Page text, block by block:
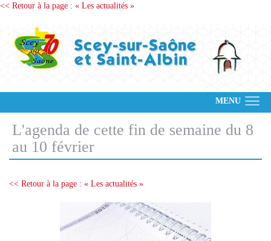
<< Retour à la page : « Les actualités »
MENU
L'agenda de cette fin de semaine du 8
au 10 février
<< Retour à la page : « Les actualités »